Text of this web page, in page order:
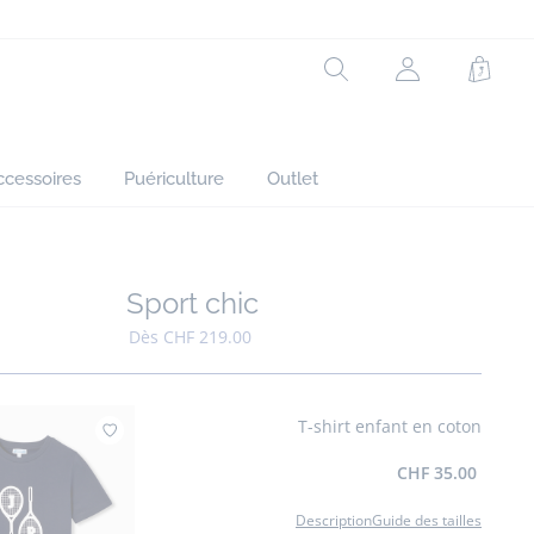
Rechercher
Mon
Puériculture Outlet
Sport chic
Dès CHF 219.00
Ajouter à mes favoris : T-shirt enfant en coton
T-shirt enfant en coton
CHF 35.00
Description Guide des tailles